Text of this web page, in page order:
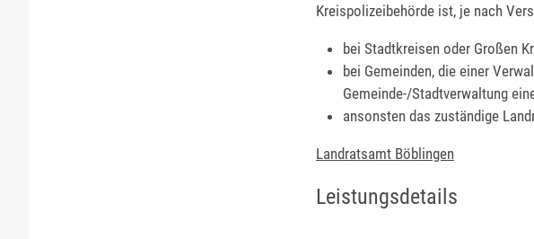
Kreispolizeibehörde ist, je nach
bei Stadtkreisen oder Großen
bei Gemeinden, die einer
Gemeinde-/Stadtverwaltung
ansonsten das zuständige
Landratsamt Böblingen
Leistungsdetails